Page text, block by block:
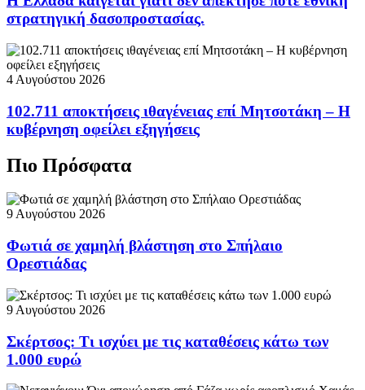
στρατηγική δασοπροστασίας.
4 Αυγούστου 2026
102.711 αποκτήσεις ιθαγένειας επί Μητσοτάκη – Η
κυβέρνηση οφείλει εξηγήσεις
Πιο Πρόσφατα
9 Αυγούστου 2026
Φωτιά σε χαμηλή βλάστηση στο Σπήλαιο
Ορεστιάδας
9 Αυγούστου 2026
Σκέρτσος: Τι ισχύει με τις καταθέσεις κάτω των
1.000 ευρώ